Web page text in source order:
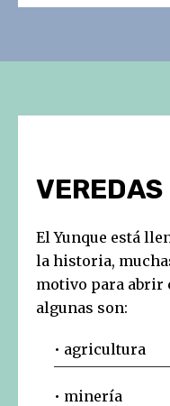
VEREDAS
El Yunque está
la historia,
motivo para abrir
algunas son:
• agricultura
• minería